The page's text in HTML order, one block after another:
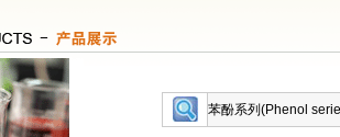
苯酚系列(Phenol